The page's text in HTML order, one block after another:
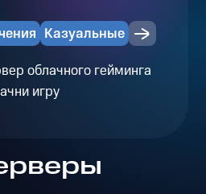
Казуальные
облачного гейминга
игру